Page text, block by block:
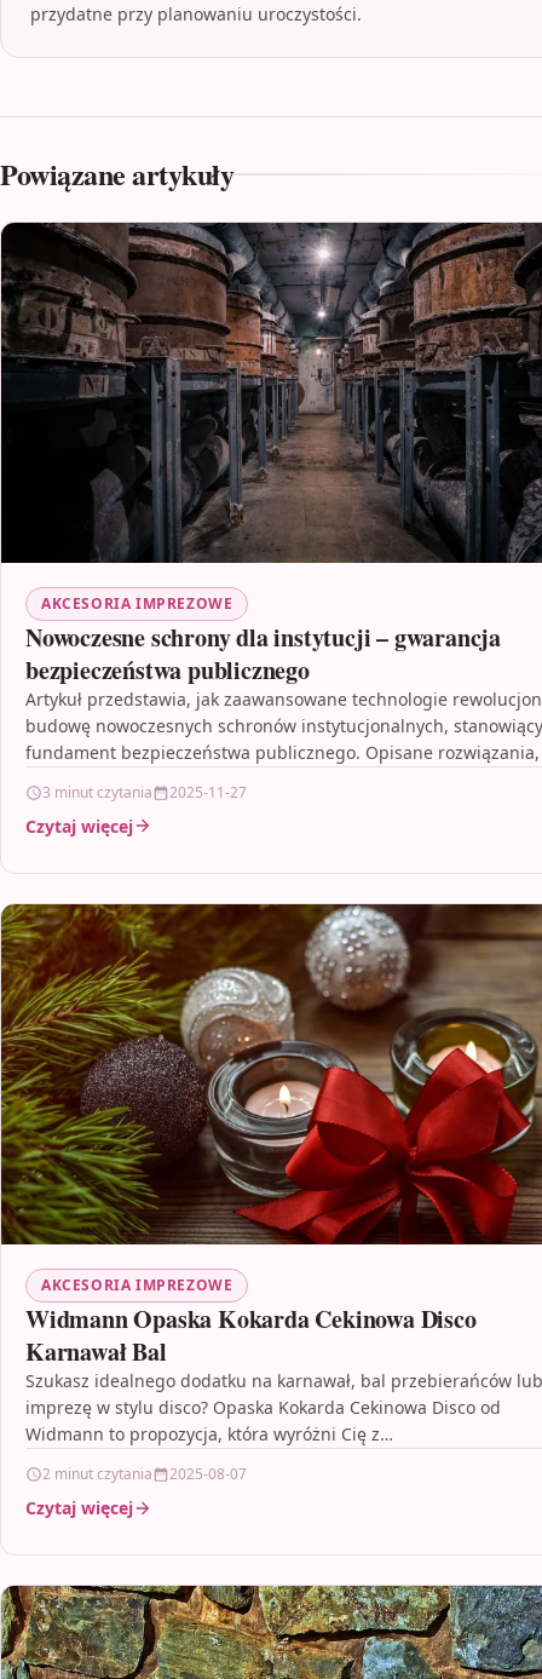
przydatne przy planowaniu uroczystości.
Powiązane artykuły
AKCESORIA IMPREZOWE
Nowoczesne schrony dla instytucji – gwarancja
bezpieczeństwa publicznego
Artykuł przedstawia, jak zaawansowane technologie
budowę nowoczesnych schronów instytucjonalnych,
fundament bezpieczeństwa publicznego. Opisane
zarządzania…
3 minut czytania 2025-11-27
Czytaj więcej
AKCESORIA IMPREZOWE
Widmann Opaska Kokarda Cekinowa Disco
Karnawał Bal
Szukasz idealnego dodatku na karnawał, bal przebierańców lub
imprezę w stylu disco? Opaska Kokarda Cekinowa Disco od
Widmann to propozycja, która wyróżni Cię z…
2 minut czytania 2025-08-07
Czytaj więcej